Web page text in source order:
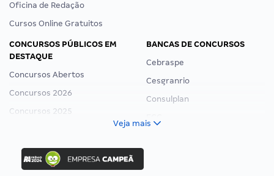
Oficina de Redação
Cursos Online Gratuitos
CONCURSOS PÚBLICOS EM
DESTAQUE
Concursos Abertos
Concursos 2026
Concursos 2025
Concurso Ibama
Concurso MPU
BANCAS DE CONCURSOS
Cebraspe
Cesgranrio
Consulplan
Veja mais